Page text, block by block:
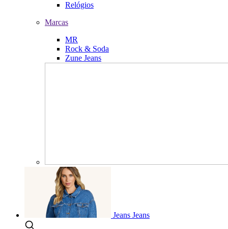
Relógios
Marcas
MR
Rock & Soda
Zune Jeans
Jeans Jeans